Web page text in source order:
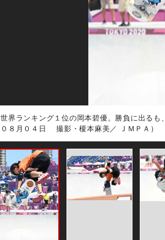
世界ランキング１位の岡本碧優。勝負に出る
０８月０４日 撮影・榎本麻美／ ＪＭＰＡ）